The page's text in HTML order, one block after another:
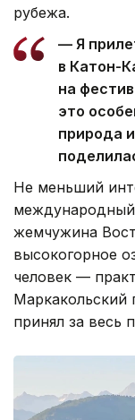
рубежа.
— Я
в Катон-
на
это
природа
Не меньший
жемчужина
высокогорное
человек —
Маркакольский
принял за весь